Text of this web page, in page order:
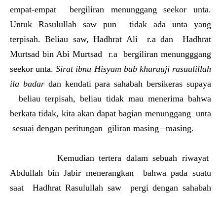
empat-empat bergiliran menunggang seekor unta.
Untuk Rasulullah saw pun tidak ada unta yang
terpisah. Beliau saw, Hadhrat Ali r.a dan Hadhrat
Murtsad bin Abi Murtsad r.a bergiliran menungggang
seekor unta. Sirat ibnu Hisyam bab khuruuji rasuulillah
ila badardan kendati para sahabah bersikeras supaya
beliau terpisah, beliau tidak mau menerima bahwa
berkata tidak, kita akan dapat bagian menunggang unta
sesuai dengan peritungan giliran masing –masing.
Kemudian tertera dalam sebuah riwayat
Abdullah bin Jabir menerangkan bahwa pada suatu
saat Hadhrat Rasulullah saw pergi dengan sahabah